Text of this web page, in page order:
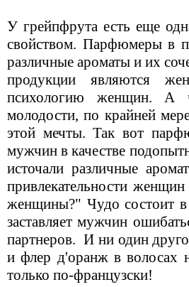
У грейпфрута есть еще
свойством. Парфюмеры в
различные ароматы и их
продукции являются
психологию женщин. А
молодости, по крайней
этой мечты. Так вот
мужчин в качестве
источали различные
привлекательности
женщины?" Чудо состоит в
заставляет мужчин
партнеров. И ни один
и флер д'оранж в волосах
только по-французски!